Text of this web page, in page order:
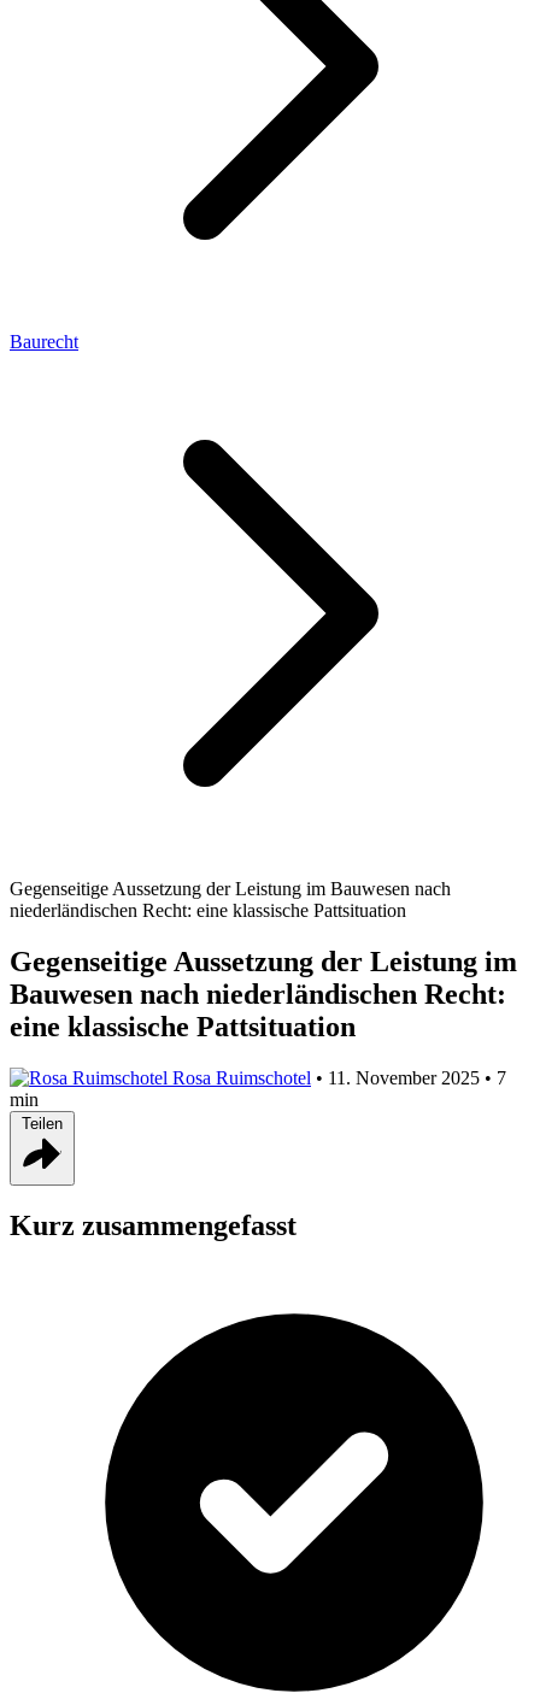
Baurecht
Gegenseitige Aussetzung der Leistung im Bauwesen nach
niederländischen Recht: eine klassische Pattsituation
Gegenseitige Aussetzung der Leistung im
Bauwesen nach niederländischen Recht:
eine klassische Pattsituation
Rosa Ruimschotel • 11. November 2025 • 7
min
Kurz zusammengefasst